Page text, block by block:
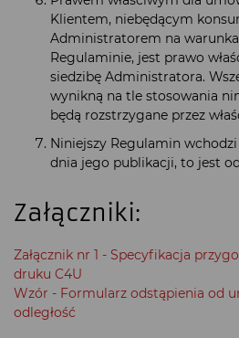
Klientem, niebędącym
Administratorem na
Regulaminie, jest prawo
siedzibę Administratora.
wynikną na tle stosowania
będą rozstrzygane przez
Niniejszy Regulamin
dnia jego publikacji, to jest od
Załączniki:
Załącznik nr 1 - Specyfikacja
druku C4U
Wzór - Formularz odstąpienia od
odległość